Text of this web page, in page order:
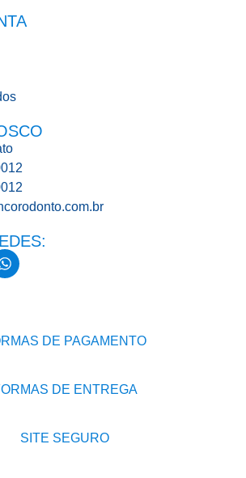
DE PAGAMENTO
DE ENTREGA
SITE SEGURO